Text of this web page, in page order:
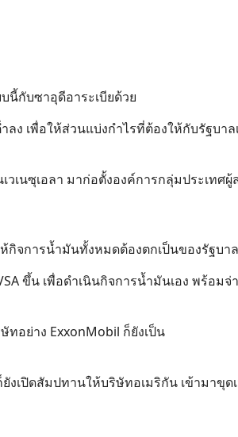
นี้กับซาอุดีอาระเบียด้วย
ง เพื่อให้ส่วนแบ่งกำไรที่ต้องให้กับรัฐบา
เนซุเอลา มาก่อตั้งองค์การกลุ่มประเทศผู้
กิจการน้ำมันทั้งหมดต้องตกเป็นของรัฐบาล
ขึ้น เพื่อดำเนินกิจการน้ำมันเอง พร้อมจ่
ทอย่าง ExxonMobil ก็ยังเป็น
งเปิดสัมปทานให้บริษัทอเมริกัน เข้ามาขุด